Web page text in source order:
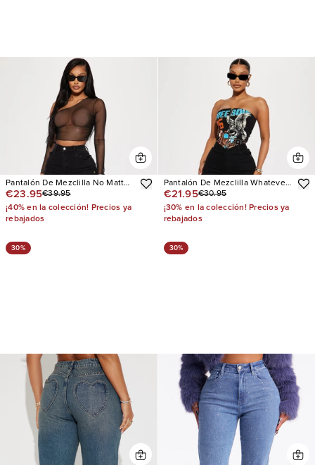
Pantalón De Mezclilla No Matter
What Stretch Straight Leg Cargo
€23.95€39.95
¡40% en la colección! Precios ya
rebajados
Pantalón De Mezclilla Whatever
You Say Ripped Wide Leg
€21.95€30.95
¡30% en la colección! Precios ya
rebajados
30% 30%